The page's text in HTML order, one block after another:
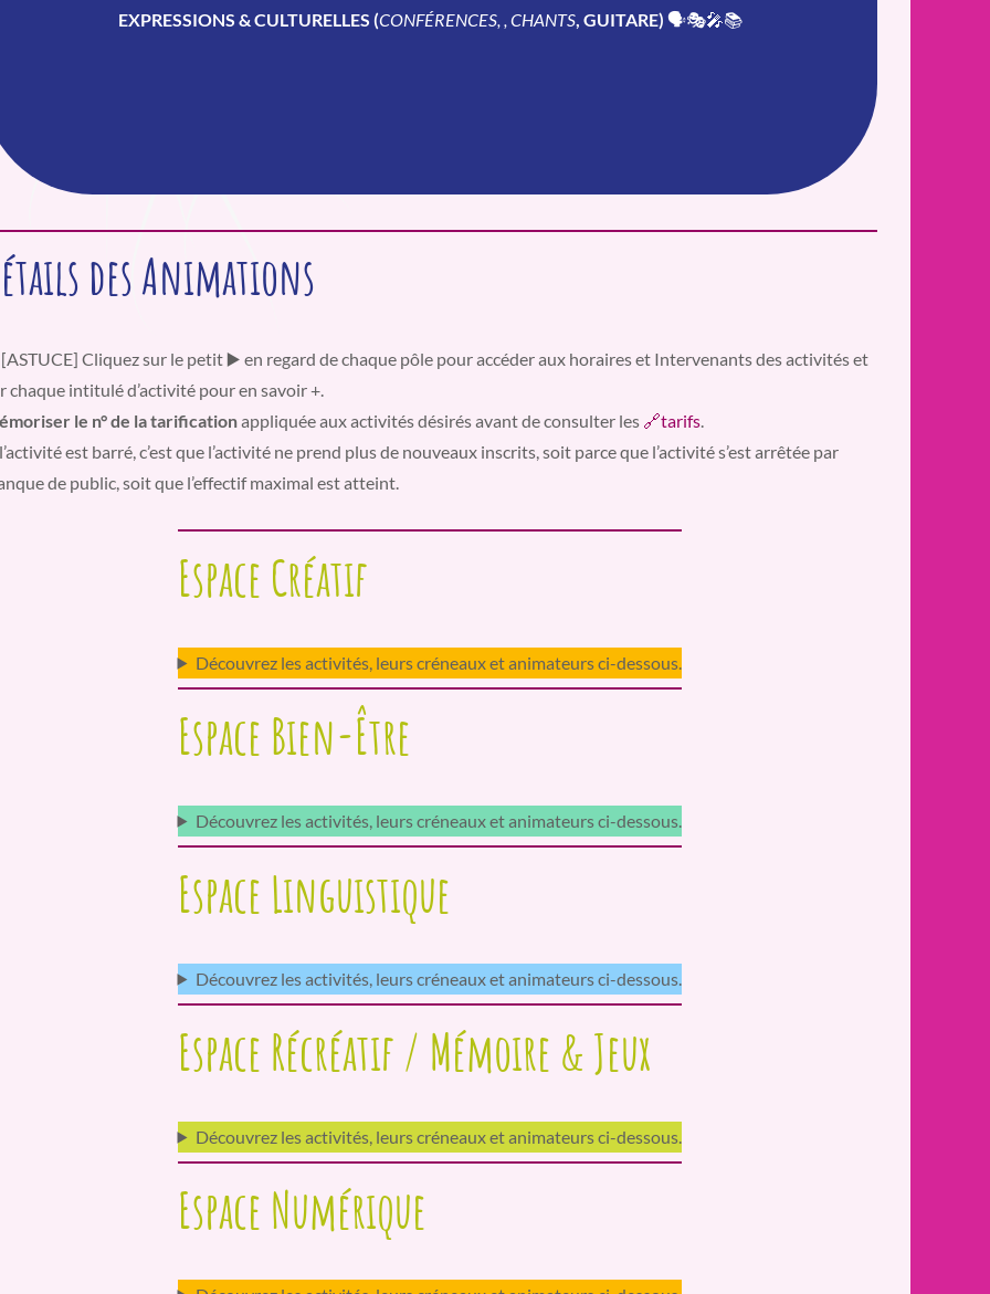
EXPRESSIONS & CULTURELLES (CONFÉRENCES, , CHANTS, GUITARE) 🗣️🎭🎤📚
des Animations
Cliquez sur le petit▶️ en regard de chaque pôle pour accéder aux horaires et Intervenants des activités et
chaque intitulé d’activité pour en savoir +.
le n° de la tarificationappliquée aux activités désirés avant de consulter les 🔗tarifs
est barré, c’est que l’activité ne prend plus de nouveaux inscrits, soit parce que l’activité s’est arrêtée par
de public, soit que l’effectif maximal est atteint.
Espace Créatif
Découvrez les activités, leurs créneaux et animateurs ci-dessous.
Espace Bien-Être
Découvrez les activités, leurs créneaux et animateurs ci-dessous.
Espace Linguistique
Découvrez les activités, leurs créneaux et animateurs ci-dessous.
Espace Récréatif / Mémoire & Jeux
Découvrez les activités, leurs créneaux et animateurs ci-dessous.
Espace Numérique